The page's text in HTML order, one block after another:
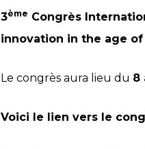
3ème Congrès
innovation in the age
Le congrès aura lieu du 8
Voici le lien vers le